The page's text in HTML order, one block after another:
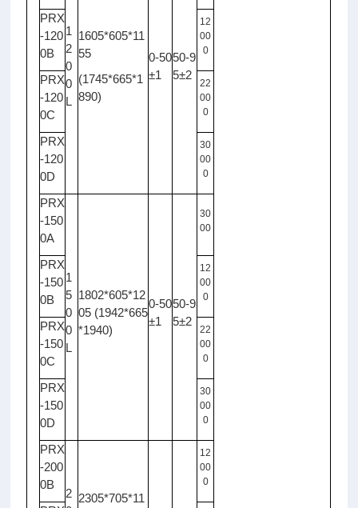
1
2
0
0
L
1605*605*11
55
(1745*665*1
890)
0-50
±1
50-9
5±2
PRX
-120
0B
12
00
0
PRX
-120
0C
22
00
0
PRX
-120
0D
30
00
0
PRX
-150
0A
1
5
0
0
L
1802*605*12
05 (1942*665
*1940)
0-50
±1
50-9
5±2
30
00
PRX
-150
0B
12
00
0
PRX
-150
0C
22
00
0
PRX
-150
0D
30
00
0
PRX
-200
0B
2 2305*705*11
12
00
0